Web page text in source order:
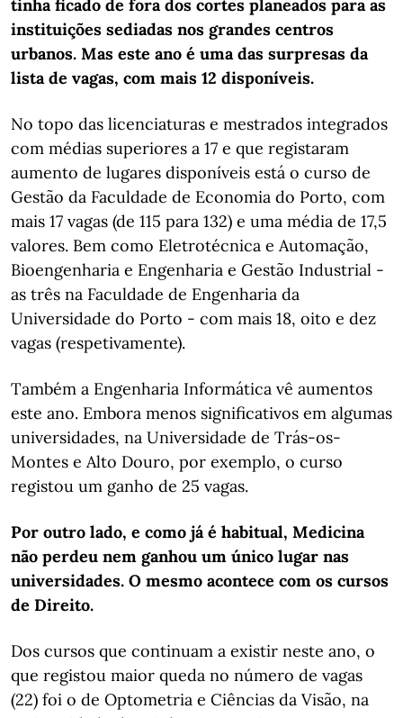
tinha ficado de fora dos cortes planeados para as
instituições sediadas nos grandes centros
urbanos. Mas este ano é uma das surpresas da
lista de vagas, com mais 12 disponíveis.
No topo das licenciaturas e mestrados integrados
com médias superiores a 17 e que registaram
aumento de lugares disponíveis está o curso de
Gestão da Faculdade de Economia do Porto, com
mais 17 vagas (de 115 para 132) e uma média de 17,5
valores. Bem como Eletrotécnica e Automação,
Bioengenharia e Engenharia e Gestão Industrial -
as três na Faculdade de Engenharia da
Universidade do Porto - com mais 18, oito e dez
vagas (respetivamente).
Também a Engenharia Informática vê aumentos
este ano. Embora menos significativos em algumas
universidades, na Universidade de Trás-os-
Montes e Alto Douro, por exemplo, o curso
registou um ganho de 25 vagas.
Por outro lado, e como já é habitual, Medicina
não perdeu nem ganhou um único lugar nas
universidades. O mesmo acontece com os cursos
de Direito.
Dos cursos que continuam a existir neste ano, o
que registou maior queda no número de vagas
(22) foi o de Optometria e Ciências da Visão, na